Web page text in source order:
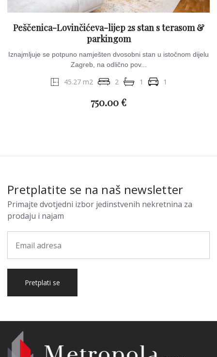
Peščenica-Lovinčićeva-lijep 2s stan s terasom &
parkingom
Iznajmljuje se potpuno namješten dvosobni stan u istočnom dijelu
Zagreb, na odlično pov...
45.27 m2 2 1 1
750.00 €
Pretplatite se na naš newsletter
Primajte dvotjedni izbor jedinstvenih nekretnina za
prodaju i najam
Pretplati se